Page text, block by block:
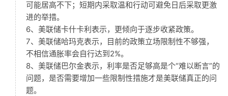
可能居高不下；短期内采取温和行动可避免日后采取更激
进的举措。
6、美联储卡什卡利表示，更倾向于逐步收紧政策。
7、美联储哈玛克表示，目前的政策立场限制性不够强，
不相信通胀率会自行达到2%。
8、美联储巴尔金表示，利率是否足够高是个“难以断言”的
问题，是否需要增加一些限制性措施才是美联储真正的问
题。